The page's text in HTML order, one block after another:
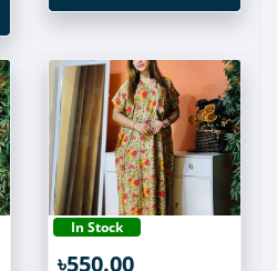
In Stock
৳550.00